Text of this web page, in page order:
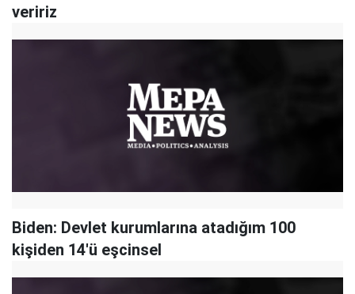
veririz
Biden: Devlet kurumlarına atadığım 100
kişiden 14'ü eşcinsel